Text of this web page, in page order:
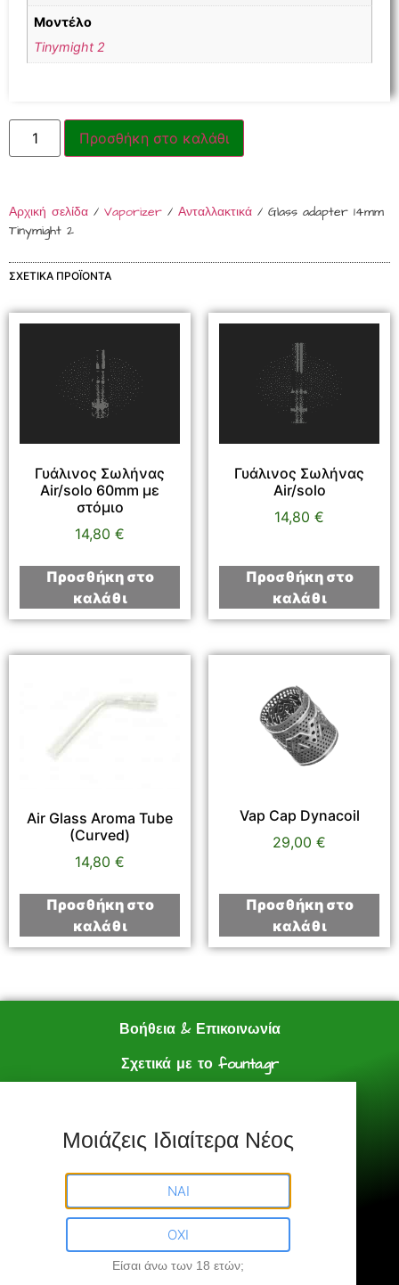
Μοντέλο
Tinymight 2
Προσθήκη στο καλάθι
Αρχική σελίδα / Vaporizer / Ανταλλακτικά / Glass adapter 14mm
Tinymight 2
ΣΧΕΤΙΚΆ ΠΡΟΪΌΝΤΑ
Γυάλινος Σωλήνας
Air/solo 60mm με
στόμιο
14,80 €
Προσθήκη στο
καλάθι
Γυάλινος Σωλήνας
Air/solo
14,80 €
Προσθήκη στο
καλάθι
Air Glass Aroma Tube
(Curved)
14,80 €
Προσθήκη στο
καλάθι
Vap Cap Dynacoil
29,00 €
Προσθήκη στο
καλάθι
Βοήθεια & Επικοινωνία
Σχετικά με το founta.gr
Πολιτική Αγορών
Μοιάζεις Ιδιαίτερα Νέος
ΝΑΙ
ΟΧΙ
Είσαι άνω των 18 ετών;